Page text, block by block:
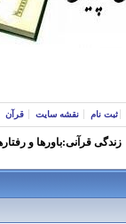
ثبت نام نقشه سایت قرآن
زندگی قرآنی:باورها و